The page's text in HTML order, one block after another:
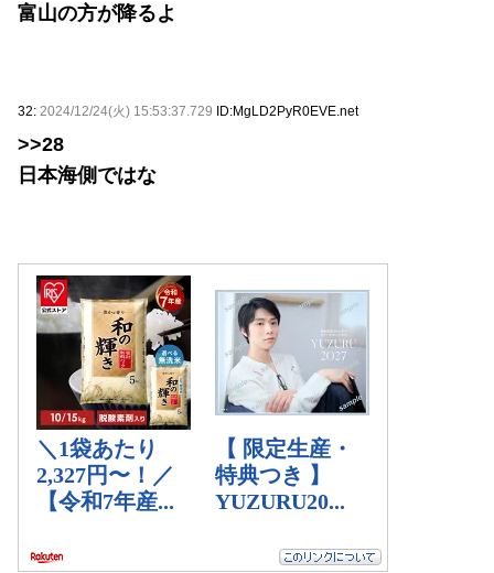
富山の方が降るよ
32: 2024/12/24(火) 15:53:37.729 ID:MgLD2PyR0EVE.net
>>28
日本海側ではな